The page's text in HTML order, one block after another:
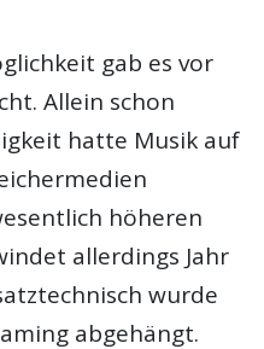
gab es vor
Allein schon
hatte Musik auf
höheren
allerdings Jahr
wurde
abgehängt.